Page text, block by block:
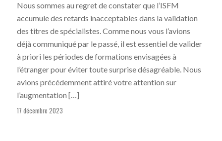
Nous sommes au regret de constater que l’ISFM
accumule des retards inacceptables dans la validation
des titres de spécialistes. Comme nous vous l’avions
déjà communiqué par le passé, il est essentiel de valider
à priori les périodes de formations envisagées à
l’étranger pour éviter toute surprise désagréable. Nous
avions précédemment attiré votre attention sur
l’augmentation […]
17 décembre 2023